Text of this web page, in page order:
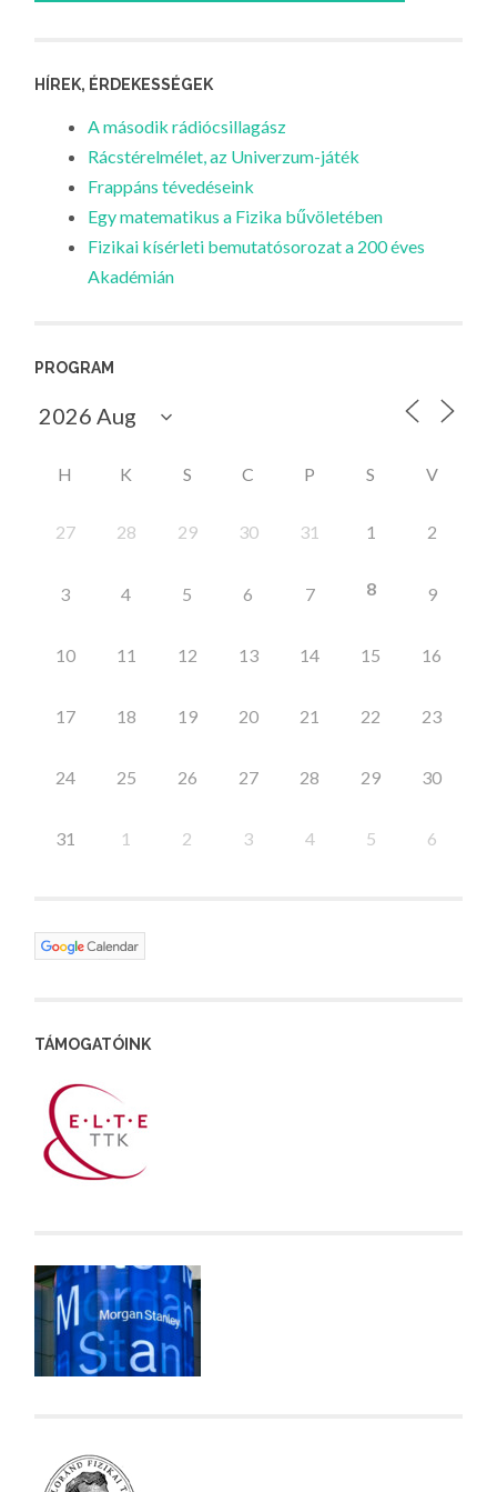
HÍREK, ÉRDEKESSÉGEK
A második rádiócsillagász
Rácstérelmélet, az Univerzum-játék
Frappáns tévedéseink
Egy matematikus a Fizika bűvöletében
Fizikai kísérleti bemutatósorozat a 200 éves
Akadémián
PROGRAM
H K S C P S V
27 28 29 30 31 1 2
3 4 5 6 7 8 9
10 11 12 13 14 15 16
17 18 19 20 21 22 23
24 25 26 27 28 29 30
31 1 2 3 4 5 6
TÁMOGATÓINK